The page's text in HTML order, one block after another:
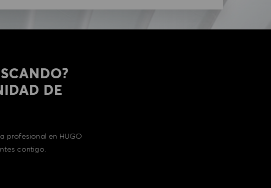
DE
profesional en HUGO
contigo.